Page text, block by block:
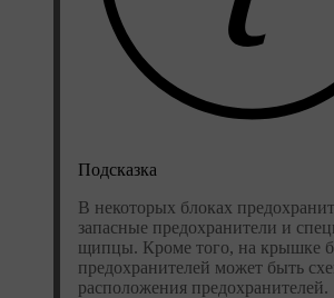
Подсказка
В некоторых блоках
запасные предохранители и
щипцы. Кроме того, на крышке
предохранителей может быть
расположения предохранителей.